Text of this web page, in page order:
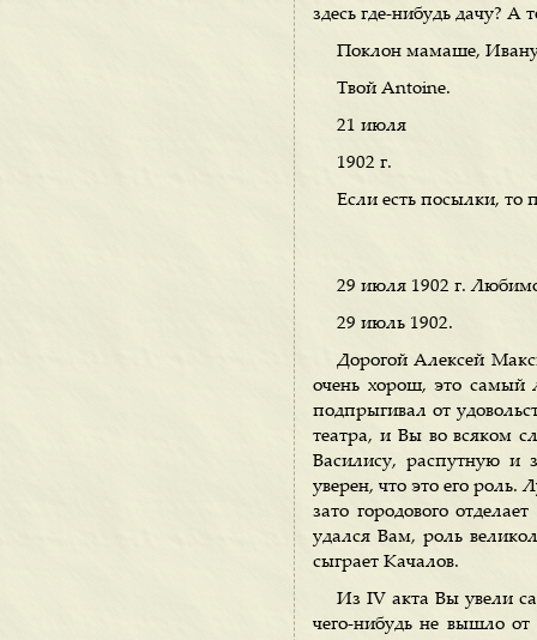
здесь где-нибудь дачу?
Поклон мамаше,
Твой Antoine.
21 июля
1902 г.
Если есть посылки,
29 июля 1902 г.
29 июль 1902.
Дорогой Алексей
очень хорош, это самый
подпрыгивал от
театра, и Вы во всяком
Василису, распутную и
уверен, что это его роль.
зато городового
удался Вам, роль
сыграет Качалов.
Из IV акта Вы увели
чего-нибудь не вышло